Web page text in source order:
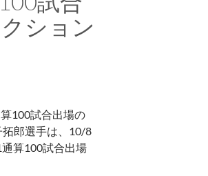
た
ち
の
各
市
ション
100試合出場の
拓郎選手は、10/8
算100試合出場